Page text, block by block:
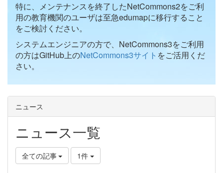
特に、メンテナンスを終了したNetCommons2をご利
用の教育機関のユーザは至急edumapに移行すること
をご検討ください。
システムエンジニアの方で、NetCommons3をご利用
の方はGitHub上のNetCommons3サイト をご活用くだ
さい。
ニュース
ニュース一覧
全ての記事 1件